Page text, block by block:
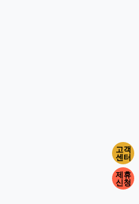
고객
센터
제휴
신청